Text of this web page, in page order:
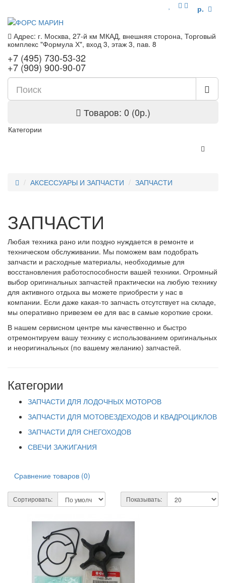
р.
Адрес: г. Москва, 27-й км МКАД, внешняя сторона, Торговый
комплекс "Формула Х", вход 3, этаж 3, пав. 8
+7 (495) 730-53-32
+7 (909) 900-90-07
Товаров: 0 (0р.)
Категории
АКСЕССУАРЫ И ЗАПЧАСТИ ЗАПЧАСТИ
ЗАПЧАСТИ
Любая техника рано или поздно нуждается в ремонте и
техническом обслуживании. Мы поможем вам подобрать
запчасти и расходные материалы, необходимые для
восстановления работоспособности вашей техники. Огромный
выбор оригинальных запчастей практически на любую технику
для активного отдыха вы можете приобрести у нас в
компании. Если даже какая-то запчасть отсутствует на складе,
мы оперативно привезем ее для вас в самые короткие сроки.
В нашем сервисном центре мы качественно и быстро
отремонтируем вашу технику с использованием оригинальных
и неоригинальных (по вашему желанию) запчастей.
Категории
ЗАПЧАСТИ ДЛЯ ЛОДОЧНЫХ МОТОРОВ
ЗАПЧАСТИ ДЛЯ МОТОВЕЗДЕХОДОВ И КВАДРОЦИКЛОВ
ЗАПЧАСТИ ДЛЯ СНЕГОХОДОВ
СВЕЧИ ЗАЖИГАНИЯ
Сравнение товаров (0)
Сортировать: Показывать: